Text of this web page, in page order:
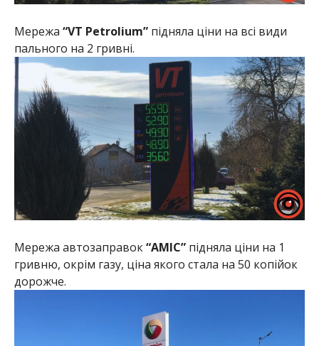
Мережа “VT Petrolium” підняла ціни на всі види
пального на 2 гривні.
Мережа автозаправок“AMIC” підняла ціни на 1
гривню, окрім газу, ціна якого стала на 50 копійок
дорожче.